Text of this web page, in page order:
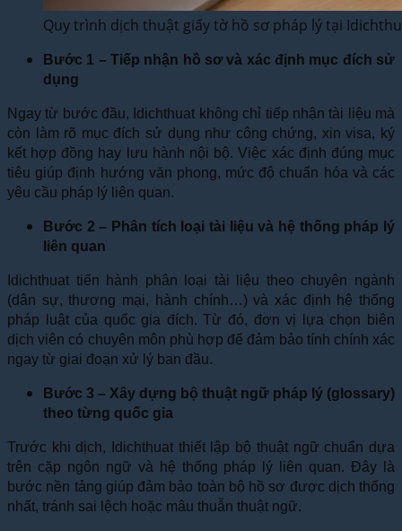
Quy trình dịch thuật giấy tờ hồ sơ pháp lý tại
Bước 1 – Tiếp nhận hồ sơ và xác định mục đích sử
dụng
Ngay từ bước đầu, Idichthuat không chỉ tiếp nhận tài liệu mà
còn làm rõ mục đích sử dụng như công chứng, xin visa, ký
kết hợp đồng hay lưu hành nội bộ. Việc xác định đúng mục
tiêu giúp định hướng văn phong, mức độ chuẩn hóa và các
yêu cầu pháp lý liên quan.
Bước 2 – Phân tích loại tài liệu và hệ thống pháp lý
liên quan
Idichthuat tiến hành phân loại tài liệu theo chuyên ngành
(dân sự, thương mại, hành chính…) và xác định hệ thống
pháp luật của quốc gia đích. Từ đó, đơn vị lựa chọn biên
dịch viên có chuyên môn phù hợp để đảm bảo tính chính xác
ngay từ giai đoạn xử lý ban đầu.
Bước 3 – Xây dựng bộ thuật ngữ pháp lý (glossary)
theo từng quốc gia
Trước khi dịch, Idichthuat thiết lập bộ thuật ngữ chuẩn dựa
trên cặp ngôn ngữ và hệ thống pháp lý liên quan. Đây là
bước nền tảng giúp đảm bảo toàn bộ hồ sơ được dịch thống
nhất, tránh sai lệch hoặc mâu thuẫn thuật ngữ.